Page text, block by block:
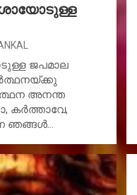
ജപമാല
അനന്ത
കര്‍ത്താവേ,
ഞങ്ങള്‍…